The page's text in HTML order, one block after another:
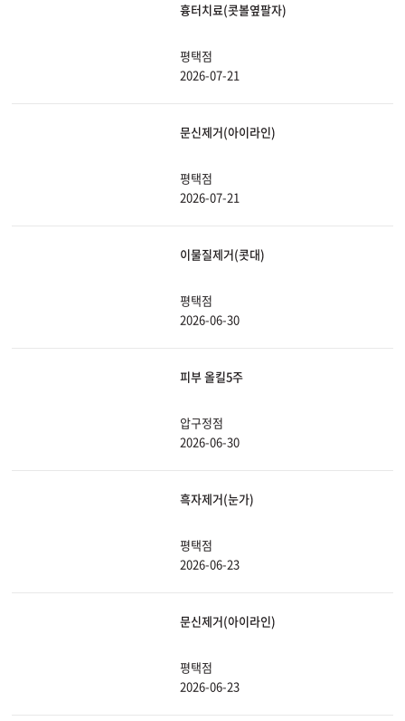
흉터치료(콧볼옆팔자)
평택점
2026-07-21
문신제거(아이라인)
평택점
2026-07-21
이물질제거(콧대)
평택점
2026-06-30
피부 올킬5주
압구정점
2026-06-30
흑자제거(눈가)
평택점
2026-06-23
문신제거(아이라인)
평택점
2026-06-23